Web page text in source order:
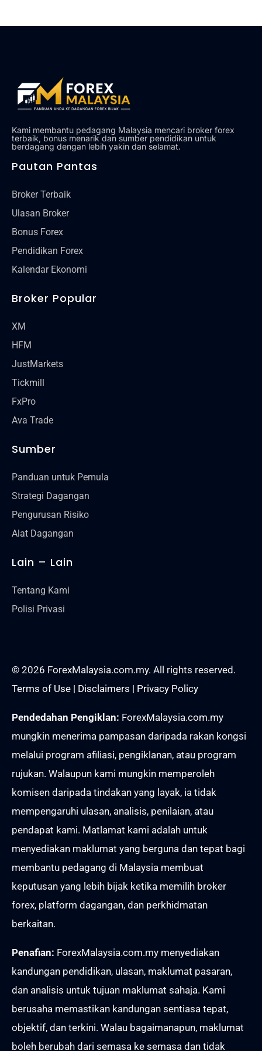
Hubungi Kami
Kami membantu pedagang Malaysia mencari broker forex
terbaik, bonus menarik dan sumber pendidikan untuk
berdagang dengan lebih yakin dan selamat.
Pautan Pantas
Broker Terbaik
Ulasan Broker
Bonus Forex
Pendidikan Forex
Kalendar Ekonomi
Broker Popular
XM
HFM
JustMarkets
Tickmill
FxPro
Ava Trade
Sumber
Panduan untuk Pemula
Strategi Dagangan
Pengurusan Risiko
Alat Dagangan
Lain – Lain
Tentang Kami
Polisi Privasi
© 2026 ForexMalaysia.com.my. All rights reserved.
Terms of Use| Disclaimers | Privacy Policy
Pendedahan Pengiklan: ForexMalaysia.com.my
mungkin menerima pampasan daripada rakan kongsi
melalui program afiliasi, pengiklanan, atau program
rujukan. Walaupun kami mungkin memperoleh
komisen daripada tindakan yang layak, ia tidak
mempengaruhi ulasan, analisis, penilaian, atau
pendapat kami. Matlamat kami adalah untuk
menyediakan maklumat yang berguna dan tepat bagi
membantu pedagang di Malaysia membuat
keputusan yang lebih bijak ketika memilih broker
forex, platform dagangan, dan perkhidmatan
berkaitan.
Penafian: ForexMalaysia.com.my menyediakan
kandungan pendidikan, ulasan, maklumat pasaran,
dan analisis untuk tujuan maklumat sahaja. Kami
berusaha memastikan kandungan sentiasa tepat,
objektif, dan terkini. Walau bagaimanapun, maklumat
boleh berubah dari semasa ke semasa dan tidak